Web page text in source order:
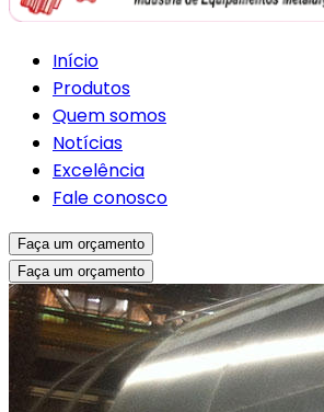
Início
Produtos
Quem somos
Notícias
Excelência
Fale conosco
Faça um orçamento
Faça um orçamento